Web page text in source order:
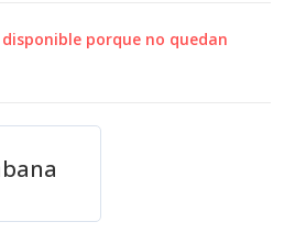
porque no quedan